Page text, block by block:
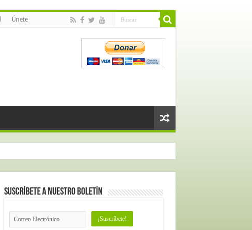
Únete
Suscríbete a nuestro Boletín